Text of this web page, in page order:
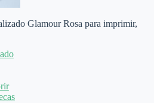
Glamour Rosa para imprimir,